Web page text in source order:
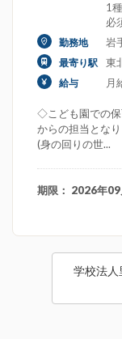
1
必
勤務地 岩
最寄り駅 東
給与 月
◇こども園での保
からの担当とな
(身の回りの世...
期限： 2026年09
学校法人